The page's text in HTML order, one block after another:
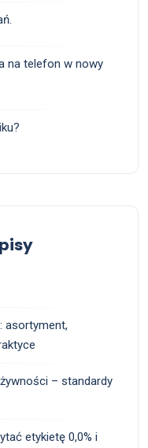
na telefon w nowy
asortyment,
– standardy
etykietę 0,0% i